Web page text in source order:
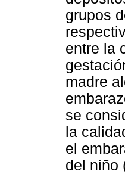
grupos
entre la
madre
se
la
el
del niño